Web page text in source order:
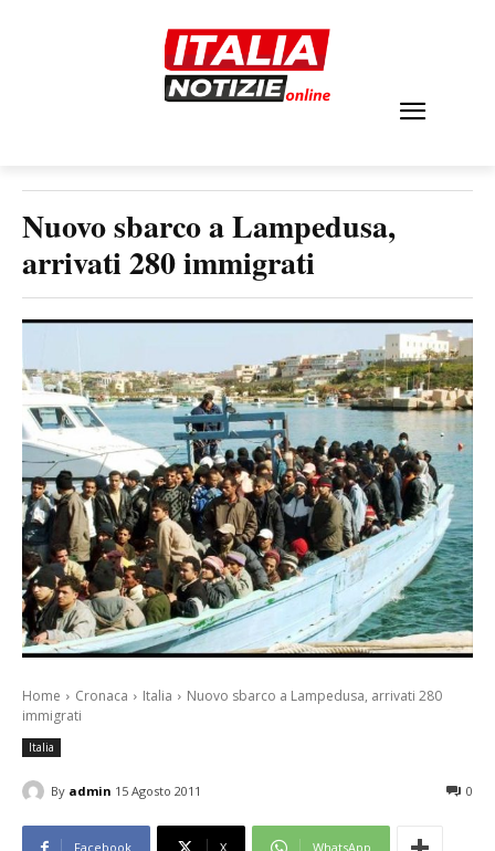
Nuovo sbarco a Lampedusa,
arrivati 280 immigrati
Home Cronaca Italia
Nuovo sbarco a Lampedusa, arrivati 280
immigrati
Italia
By admin 15 Agosto 2011 0
Facebook X WhatsApp